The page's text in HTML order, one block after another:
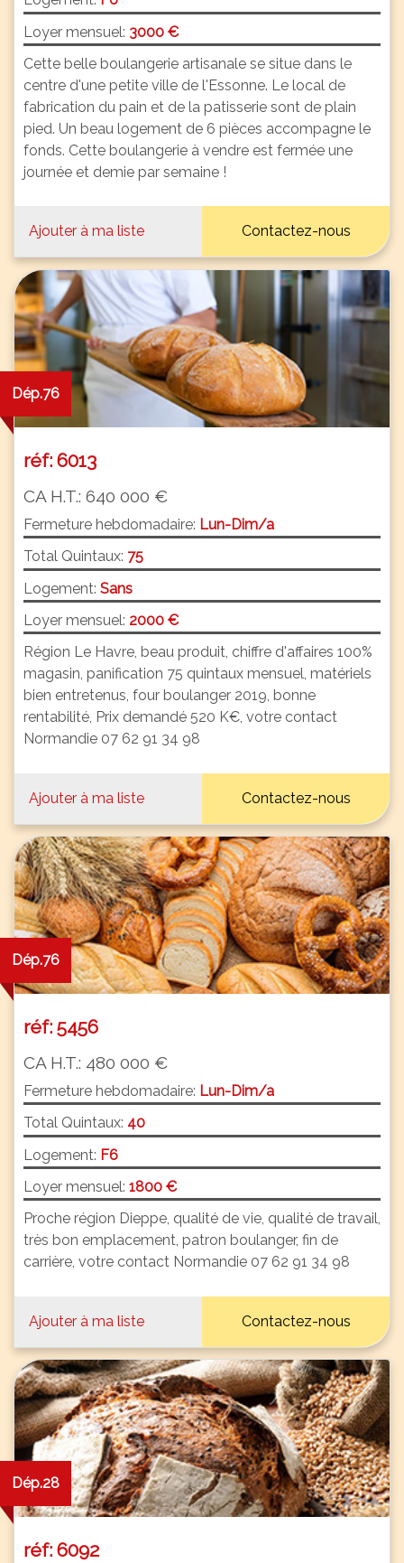
Loyer mensuel: 3000 €
Cette belle boulangerie artisanale se situe dans le
centre d'une petite ville de l'Essonne. Le local de
fabrication du pain et de la patisserie sont de plain
pied. Un beau logement de 6 pièces accompagne le
fonds. Cette boulangerie à vendre est fermée une
journée et demie par semaine !
Ajouter à ma liste Contactez-nous
Dép.76
réf: 6013
CA H.T.: 640 000 €
Fermeture hebdomadaire: Lun-Dim/a
Total Quintaux: 75
Logement: Sans
Loyer mensuel: 2000 €
Région Le Havre, beau produit, chiffre d'affaires 100%
magasin, panification 75 quintaux mensuel, matériels
bien entretenus, four boulanger 2019, bonne
rentabilité, Prix demandé 520 K€, votre contact
Normandie 07 62 91 34 98
Ajouter à ma liste Contactez-nous
Dép.76
réf: 5456
CA H.T.: 480 000 €
Fermeture hebdomadaire: Lun-Dim/a
Total Quintaux: 40
Logement: F6
Loyer mensuel: 1800 €
Proche région Dieppe, qualité de vie, qualité de travail,
très bon emplacement, patron boulanger, fin de
carrière, votre contact Normandie 07 62 91 34 98
Ajouter à ma liste Contactez-nous
Dép.28
réf: 6092